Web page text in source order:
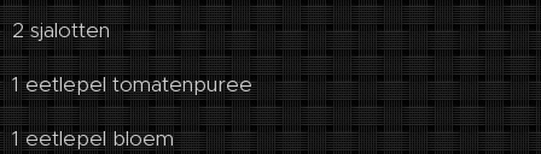
2 sjalotten
1 eetlepel tomatenpuree
1 eetlepel bloem